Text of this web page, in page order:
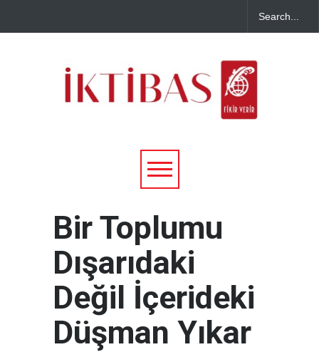
Bir Toplumu
Dışarıdaki
Değil İçerideki
Düşman Yıkar